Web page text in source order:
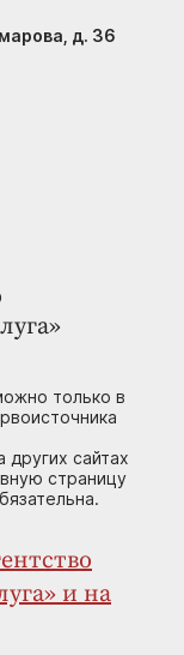
только в
других сайтах
страницу
и на
д. 36